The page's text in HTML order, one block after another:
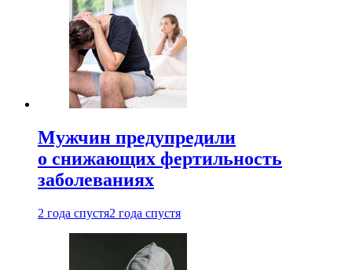
Мужчин предупредили
о снижающих фертильность
заболеваниях
2 года спустя2 года спустя